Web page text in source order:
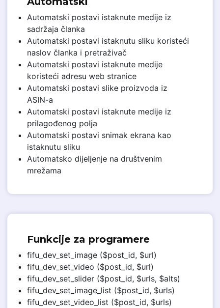
Automatski postavi istaknute medije iz
sadržaja članka
Automatski postavi istaknutu sliku koristeći
naslov članka i pretraživač
Automatski postavi istaknute medije
koristeći adresu web stranice
Automatski postavi slike proizvoda iz
ASIN-a
Automatski postavi istaknute medije iz
prilagođenog polja
Automatski postavi snimak ekrana kao
istaknutu sliku
Automatsko dijeljenje na društvenim
mrežama
Funkcije za programere
fifu_dev_set_image ($post_id, $url)
fifu_dev_set_video ($post_id, $url)
fifu_dev_set_slider ($post_id, $urls, $alts)
fifu_dev_set_image_list ($post_id, $urls)
fifu_dev_set_video_list ($post_id, $urls)